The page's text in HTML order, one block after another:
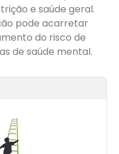
e saúde geral.
pode acarretar
do risco de
de saúde mental.